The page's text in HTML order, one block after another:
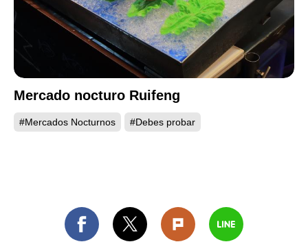
Mercado nocturo Ruifeng
#Mercados Nocturnos #Debes probar